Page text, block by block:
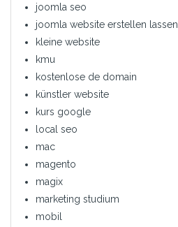
joomla seo
joomla website erstellen lassen
kleine website
kmu
kostenlose de domain
künstler website
kurs google
local seo
mac
magento
magix
marketing studium
mobil